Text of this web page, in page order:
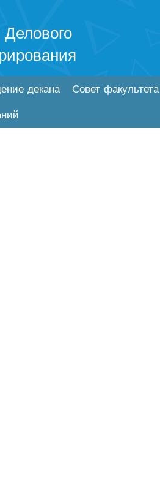
декана Совет факультета